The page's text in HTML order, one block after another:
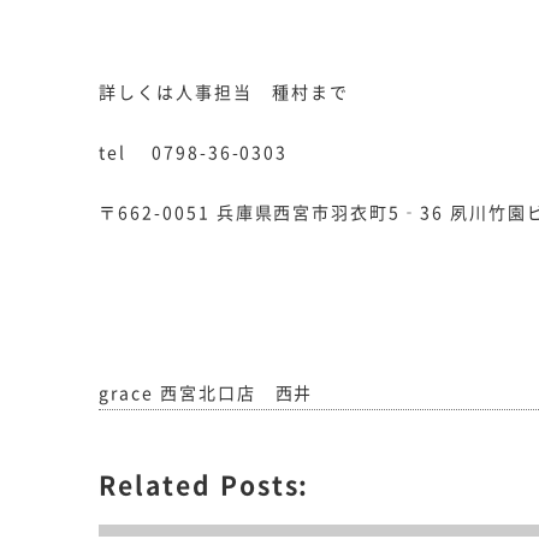
詳しくは人事担当 種村まで
tel 0798-36-0303
〒662-0051 兵庫県西宮市羽衣町5‐36 夙川竹園
grace 西宮北口店 西井
Related Posts: